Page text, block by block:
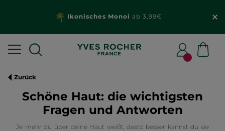
Ikonisches Monoi ab 3,99€
Zurück
Schöne Haut: die wichtigsten
Fragen und Antworten
Je mehr du über deine Haut weißt, desto besser kannst du sie